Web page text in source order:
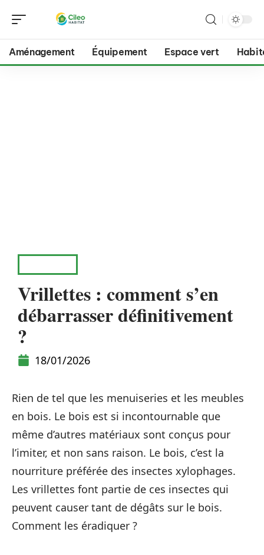
Aménagement Équipement Espace vert
Vrillettes : comment s’en
débarrasser définitivement
?
18/01/2026
Rien de tel que les menuiseries et les meubles
en bois. Le bois est si incontournable que
même d’autres matériaux sont conçus pour
l’imiter, et non sans raison. Le bois, c’est la
nourriture préférée des insectes xylophages.
Les vrillettes font partie de ces insectes qui
peuvent causer tant de dégâts sur le bois.
Comment les éradiquer ?